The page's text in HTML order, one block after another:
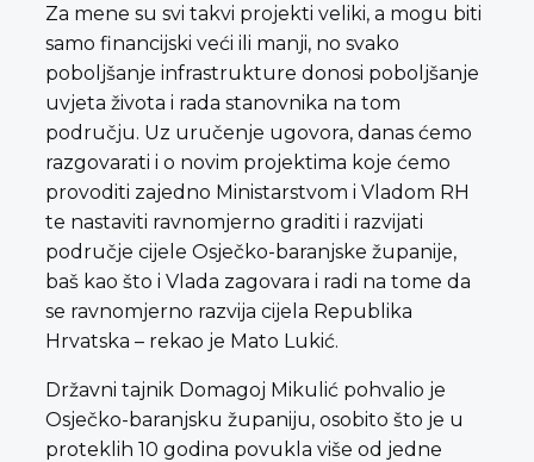
Za mene su svi takvi projekti veliki, a mogu biti
samo financijski veći ili manji, no svako
poboljšanje infrastrukture donosi poboljšanje
uvjeta života i rada stanovnika na tom
području. Uz uručenje ugovora, danas ćemo
razgovarati i o novim projektima koje ćemo
provoditi zajedno Ministarstvom i Vladom RH
te nastaviti ravnomjerno graditi i razvijati
područje cijele Osječko-baranjske županije,
baš kao što i Vlada zagovara i radi na tome da
se ravnomjerno razvija cijela Republika
Hrvatska – rekao je Mato Lukić.
Državni tajnik Domagoj Mikulić pohvalio je
Osječko-baranjsku županiju, osobito što je u
proteklih 10 godina povukla više od jedne